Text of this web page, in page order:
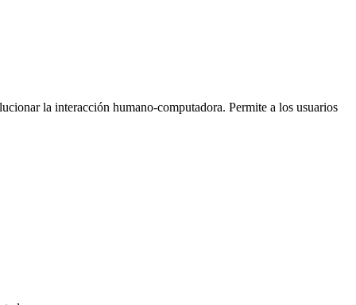
la interacción humano-computadora. Permite a los usuarios